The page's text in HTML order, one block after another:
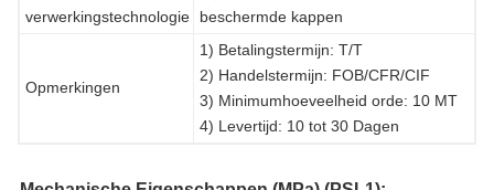
verwerkingstechnologie
beschermde kappen
Opmerkingen
1) Betalingstermijn: T/T
2) Handelstermijn: FOB/CFR/CIF
3) Minimumhoeveelheid orde: 10 MT
4) Levertijd: 10 tot 30 Dagen